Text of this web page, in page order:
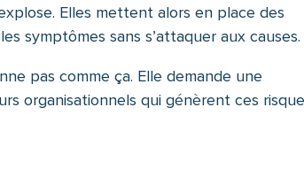
Elles mettent alors en place des
symptômes sans s’attaquer aux causes.
pas comme ça. Elle demande une
organisationnels qui génèrent ces